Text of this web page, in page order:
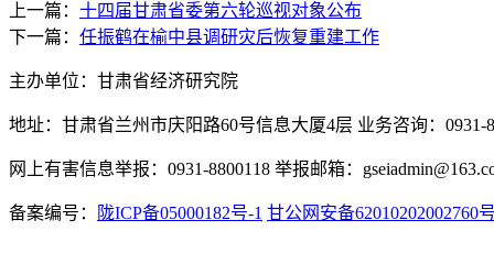
上一篇： 十四届甘肃省委第六轮巡视对象公布
下一篇： 任振鹤在榆中县调研灾后恢复重建工作
主办单位：甘肃省经济研究院
地址：甘肃省兰州市庆阳路60号信息大厦4层 业务咨询：0931-
网上有害信息举报：0931-8800118 举报邮箱：
备案编号： 陇ICP备05000182号-1 甘公网安备62010202002760号